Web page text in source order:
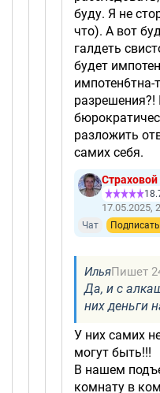
буду. Я не
что). А вот
галдеть
будет
импотен6тна-
разложить
самих себя.
Страховой
17.05.2025,
Чат
ИльяПишет
Да, и с
них деньги
У них самих
могут быть!!!
В нашем
комнату в